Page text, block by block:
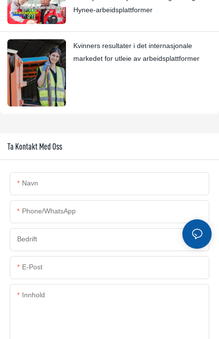
Hynee-arbeidsplattformer
Kvinners resultater i det internasjonale
markedet for utleie av arbeidsplattformer
Ta Kontakt Med Oss
Navn
Phone/whatsApp
Bedrift
E-Post
Innhold